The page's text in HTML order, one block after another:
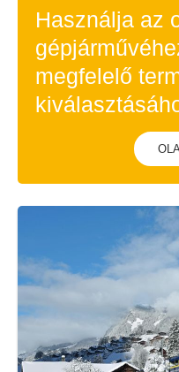
Használja az
megfelelő